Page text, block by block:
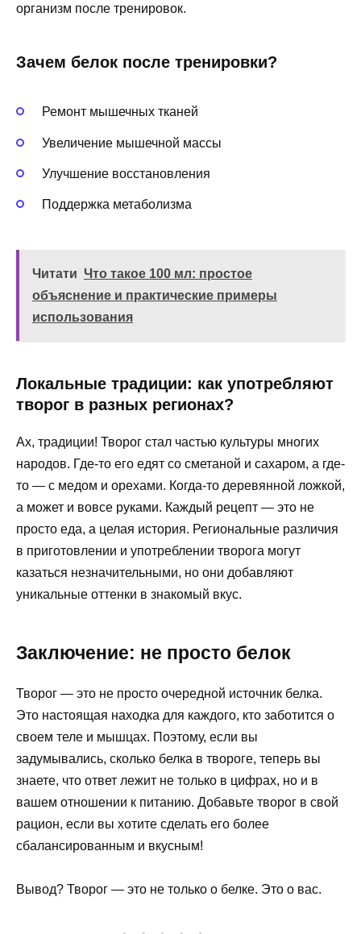
организм после тренировок.
Зачем белок после тренировки?
Ремонт мышечных тканей
Увеличение мышечной массы
Улучшение восстановления
Поддержка метаболизма
Читати Что такое 100 мл: простое
объяснение и практические примеры
использования
Локальные традиции: как употребляют
творог в разных регионах?
Ах, традиции! Творог стал частью культуры многих
народов. Где-то его едят со сметаной и сахаром, а где-
то — с медом и орехами. Когда-то деревянной ложкой,
а может и вовсе руками. Каждый рецепт — это не
просто еда, а целая история. Региональные различия
в приготовлении и употреблении творога могут
казаться незначительными, но они добавляют
уникальные оттенки в знакомый вкус.
Заключение: не просто белок
Творог — это не просто очередной источник белка.
Это настоящая находка для каждого, кто заботится о
своем теле и мышцах. Поэтому, если вы
задумывались, сколько белка в твороге, теперь вы
знаете, что ответ лежит не только в цифрах, но и в
вашем отношении к питанию. Добавьте творог в свой
рацион, если вы хотите сделать его более
сбалансированным и вкусным!
Вывод? Творог — это не только о белке. Это о вас.